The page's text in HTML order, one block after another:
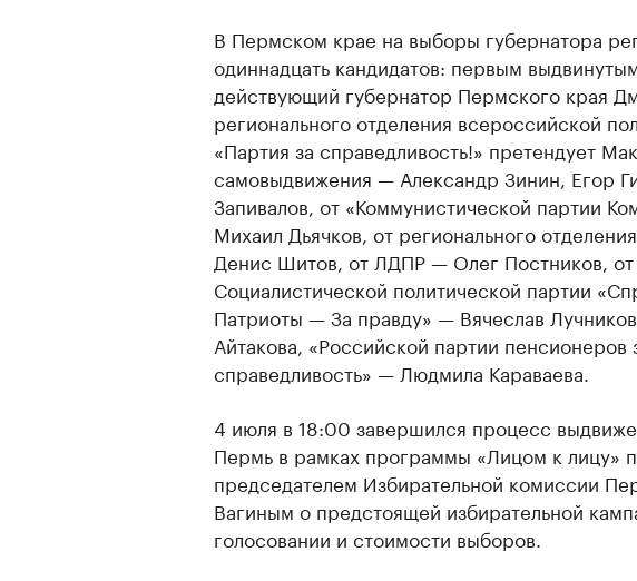
В Пермском крае на выборы губернатора
одиннадцать кандидатов: первым
действующий губернатор Пермского края
регионального отделения всероссийской
«Партия за справедливость!» претендует
самовыдвижения — Александр Зинин, Егор
Запивалов, от «Коммунистической партии
Михаил Дьячков, от регионального
Денис Шитов, от ЛДПР — Олег Постников, от
Социалистической политической партии
Патриоты — За правду» — Вячеслав
Айтакова, «Российской партии пенсионеров
справедливость» — Людмила Караваева.
4 июля в 18:00 завершился процесс
Пермь в рамках программы «Лицом к лицу»
председателем Избирательной комиссии
Вагиным о предстоящей избирательной
голосовании и стоимости выборов.